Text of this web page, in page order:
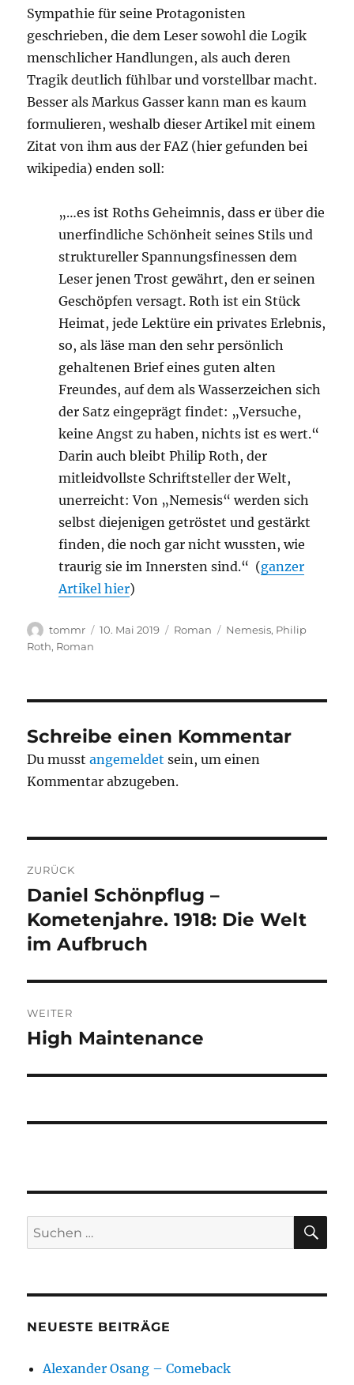
Sympathie für seine Protagonisten
geschrieben, die dem Leser sowohl die Logik
menschlicher Handlungen, als auch deren
Tragik deutlich fühlbar und vorstellbar macht.
Besser als Markus Gasser kann man es kaum
formulieren, weshalb dieser Artikel mit einem
Zitat von ihm aus der FAZ (hier gefunden bei
wikipedia) enden soll:
„…es ist Roths Geheimnis, dass er über die
unerfindliche Schönheit seines Stils und
struktureller Spannungsfinessen dem
Leser jenen Trost gewährt, den er seinen
Geschöpfen versagt. Roth ist ein Stück
Heimat, jede Lektüre ein privates Erlebnis,
so, als läse man den sehr persönlich
gehaltenen Brief eines guten alten
Freundes, auf dem als Wasserzeichen sich
der Satz eingeprägt findet: „Versuche,
keine Angst zu haben, nichts ist es wert.“
Darin auch bleibt Philip Roth, der
mitleidvollste Schriftsteller der Welt,
unerreicht: Von „Nemesis“ werden sich
selbst diejenigen getröstet und gestärkt
finden, die noch gar nicht wussten, wie
traurig sie im Innersten sind.“ (ganzer
Artikel hier)
Autor
tommr
Veröffentlicht
10. Mai 2019 Kategorien
Roman Schlagwörter
Nemesis, Philip
Roth, Roman
Schreibe einen Kommentar
Du musstangemeldet sein, um einen
Kommentar abzugeben.
ZURÜCK
Vorheriger
Beitrag:
Daniel Schönpflug –
Kometenjahre. 1918: Die Welt
im Aufbruch
WEITER
Nächster
High Maintenance
Suchen
nach:
NEUESTE BEITRÄGE
Alexander Osang – Comeback